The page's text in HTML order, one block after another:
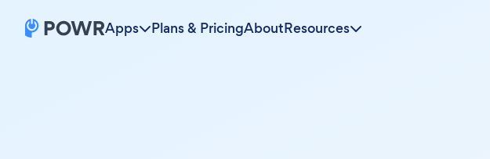
Apps Plans & PricingAboutResources